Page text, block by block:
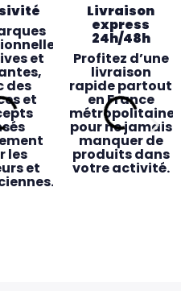
et
des
et
les
et
Livraison
express
24h/48h
Profitez d’une
livraison
rapide partout
en France
métropolitaine
pour ne jamais
manquer de
produits dans
votre activité.